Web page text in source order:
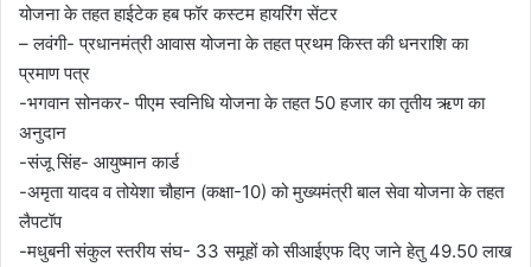
योजना के तहत हाईटेक हब फॉर कस्टम हायरिंग सेंटर
– लवंगी- प्रधानमंत्री आवास योजना के तहत प्रथम किस्त की धनराशि का
प्रमाण पत्र
-भगवान सोनकर- पीएम स्वनिधि योजना के तहत 50 हजार का तृतीय ऋण का
अनुदान
-संजू सिंह- आयुष्मान कार्ड
-अमृता यादव व तोयेशा चौहान (कक्षा-10) को मुख्यमंत्री बाल सेवा योजना के तहत
लैपटॉप
-मधुबनी संकुल स्तरीय संघ- 33 समूहों को सीआईएफ दिए जाने हेतु 49.50 लाख